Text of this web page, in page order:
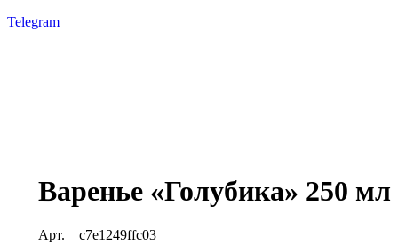
Telegram
Варенье «Голубика» 250 мл
Арт. c7e1249ffc03